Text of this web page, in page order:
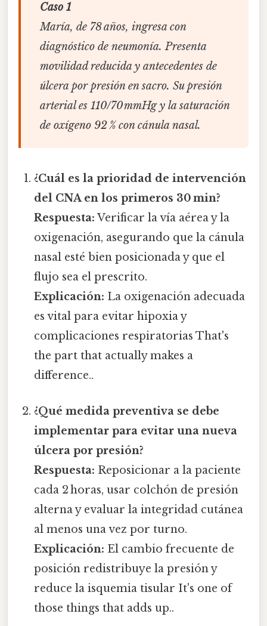
Caso 1
María, de 78 años, ingresa con
diagnóstico de neumonía. Presenta
movilidad reducida y antecedentes de
úlcera por presión en sacro. Su presión
arterial es 110/70 mmHg y la saturación
de oxígeno 92 % con cánula nasal.
¿Cuál es la prioridad de intervención
del CNA en los primeros 30 min?
Respuesta: Verificar la vía aérea y la
oxigenación, asegurando que la cánula
nasal esté bien posicionada y que el
flujo sea el prescrito.
Explicación: La oxigenación adecuada
es vital para evitar hipoxia y
complicaciones respiratorias That's
the part that actually makes a
difference..
¿Qué medida preventiva se debe
implementar para evitar una nueva
úlcera por presión?
Respuesta: Reposicionar a la paciente
cada 2 horas, usar colchón de presión
alterna y evaluar la integridad cutánea
al menos una vez por turno.
Explicación: El cambio frecuente de
posición redistribuye la presión y
reduce la isquemia tisular It's one of
those things that adds up..